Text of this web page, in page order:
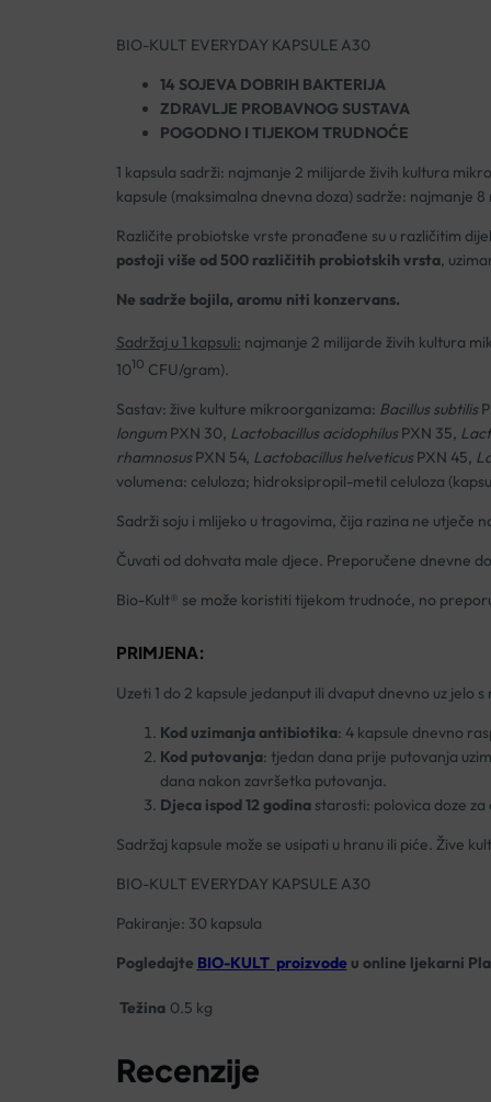
BIO-KULT EVERYDAY KAPSULE A30
14 SOJEVA DOBRIH BAKTERIJA
ZDRAVLJE PROBAVNOG SUSTAVA
POGODNO I TIJEKOM TRUDNOĆE
1 kapsula sadrži: najmanje 2 milijarde živih kultura
kapsule (maksimalna dnevna doza) sadrže: najmanje
Različite probiotske vrste pronađene su u različitim
postoji više od 500 različitih probiotskih vrsta,
Ne sadrže bojila, aromu niti konzervans.
Sadržaj u 1 kapsuli: najmanje 2 milijarde živih kultura
1010 CFU/gram).
Sastav: žive kulture mikroorganizama: Bacillus subtilis
longumPXN 30, Lactobacillus acidophilusPXN 35,
rhamnosusPXN 54, Lactobacillus helveticusPXN 45,
volumena: celuloza; hidroksipropil-metil celuloza
Sadrži soju i mlijeko u tragovima, čija razina ne utječe
Čuvati od dohvata male djece. Preporučene dnevne
Bio-Kult® se može koristiti tijekom trudnoće, no
PRIMJENA:
Uzeti 1 do 2 kapsule jedanput ili dvaput dnevno uz jelo
Kod uzimanja antibiotika: 4 kapsule dnevno
Kod putovanja: tjedan dana prije putovanja
dana nakon završetka putovanja.
Djeca ispod 12 godinastarosti: polovica doze za
Sadržaj kapsule može se usipati u hranu ili piće. Žive
BIO-KULT EVERYDAY KAPSULE A30
Pakiranje: 30 kapsula
Pogledajte BIO-KULT proizvodeu online ljekarni
Težina 0.5 kg
Recenzije